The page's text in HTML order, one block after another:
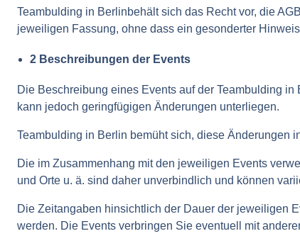
Teambulding in Berlinbehält sich das Recht vor, die
jeweiligen Fassung, ohne dass ein gesonderter
2 Beschreibungen der Events
Die Beschreibung eines Events auf der Teambulding
kann jedoch geringfügigen Änderungen unterliegen.
Teambulding in Berlin bemüht sich, diese Änderungen
Die im Zusammenhang mit den jeweiligen Events
und Orte u. ä. sind daher unverbindlich und können
Die Zeitangaben hinsichtlich der Dauer der jeweiligen
werden. Die Events verbringen Sie eventuell mit